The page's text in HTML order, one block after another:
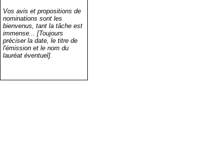
Vos avis et propositions de
nominations sont les
bienvenus, tant la tâche est
immense... [Toujours
préciser la date, le titre de
l'émission et le nom du
lauréat éventuel].